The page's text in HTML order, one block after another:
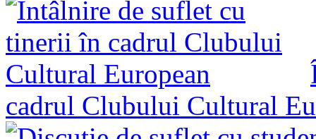
cadrul Clubului Cultural